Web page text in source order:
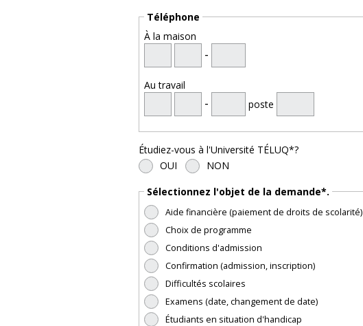
Téléphone
À la maison
-
Au travail
- poste
Étudiez-vous à l'Université TÉLUQ*?
OUI
NON
Sélectionnez l'objet de la demande*.
Aide financière (paiement de droits de scolarité)
Choix de programme
Conditions d'admission
Confirmation (admission, inscription)
Difficultés scolaires
Examens (date, changement de date)
Étudiants en situation d'handicap